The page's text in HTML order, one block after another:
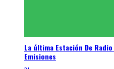
La última Estación De
Emisiones